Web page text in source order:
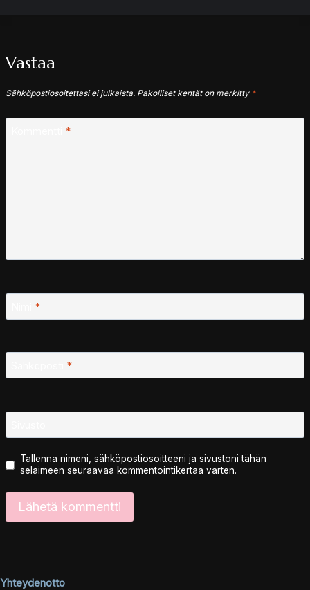
Vastaa
Sähköpostiosoitettasi ei julkaista. Pakolliset kentät on merkitty *
*
*
*
Tallenna nimeni, sähköpostiosoitteeni ja sivustoni tähän
selaimeen seuraavaa kommentointikertaa varten.
Yhteydenotto